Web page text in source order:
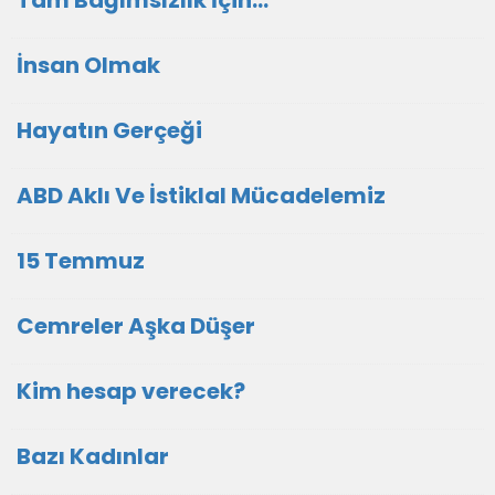
İnsan Olmak
Hayatın Gerçeği
ABD Aklı Ve İstiklal Mücadelemiz
15 Temmuz
Cemreler Aşka Düşer
Kim hesap verecek?
Bazı Kadınlar